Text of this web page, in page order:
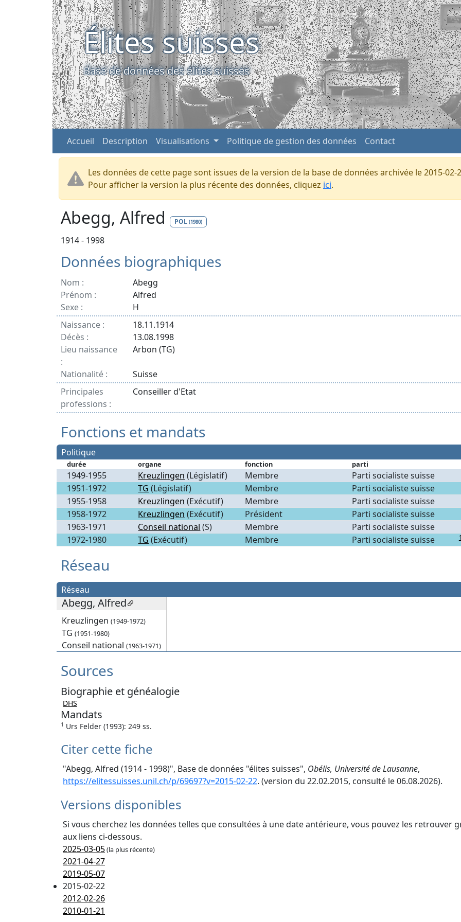
Élites suisses
Base de données des élites suisses
Accueil Description Visualisations Politique de gestion des données Contact
Les données de cette page sont issues de la version de la base de données archivée le 2015-02-
Pour afficher la version la plus récente des données, cliquez ici.
Abegg, Alfred POL (1980)
1914 - 1998
Données biographiques
Nom :
Abegg
Prénom :
Alfred
Sexe :
H
Naissance :
18.11.1914
Décès :
13.08.1998
Lieu naissance
:
Arbon (TG)
Nationalité :
Suisse
Principales
professions :
Conseiller d'Etat
Fonctions et mandats
Politique
durée organe fonction parti
1949-1955 Kreuzlingen (Législatif) Membre
Parti socialiste suisse
1951-1972
TG (Législatif) Membre
Parti socialiste suisse
1955-1958
Kreuzlingen (Exécutif) Membre
Parti socialiste suisse
1958-1972
Kreuzlingen (Exécutif) Président
Parti socialiste suisse
1963-1971
Conseil national (S) Membre
Parti socialiste suisse
1972-1980
TG (Exécutif) Membre Parti socialiste suisse
Réseau
Réseau
Abegg, Alfred
Kreuzlingen (1949-1972)
TG (1951-1980)
Conseil national (1963-1971)
Sources
Biographie et généalogie
DHS
Mandats
1 Urs Felder (1993): 249 ss.
Citer cette fiche
"Abegg, Alfred (1914 - 1998)", Base de données "élites suisses", Obélis, Université de Lausanne,
https://elitessuisses.unil.ch/p/69697?v=2015-02-22. (version du 22.02.2015, consulté le 06.08.2026).
Versions disponibles
Si vous cherchez les données telles que consultées à une date antérieure, vous pouvez les retrouver
aux liens ci-dessous.
2025-03-05(la plus récente)
2021-04-27
2019-05-07
2015-02-22
2012-02-26
2010-01-21